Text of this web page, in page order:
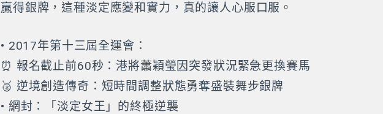
贏得銀牌，這種淡定應變和實力，真的讓人心服口服。
• 2017年第十三屆全運會：
⏰ 報名截止前60秒：港將蕭穎瑩因突發狀況緊急更換賽馬
🥈 逆境創造傳奇：短時間調整狀態勇奪盛裝舞步銀牌
• 網封：「淡定女王」的終極逆襲